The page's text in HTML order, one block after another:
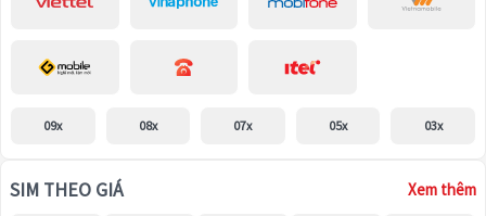
09x 08x 07x 05x 03x
SIM THEO GIÁ Xem thêm